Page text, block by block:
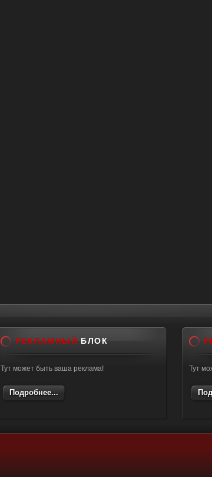
РЕКЛАМНЫЙ БЛОК
Тут может быть ваша реклама!
Подробнее...
Тут